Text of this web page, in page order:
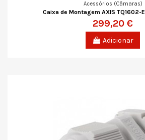
Acessórios (Câmaras)
Caixa de Montagem AXIS TQ1602-
299,20 €
Adicionar